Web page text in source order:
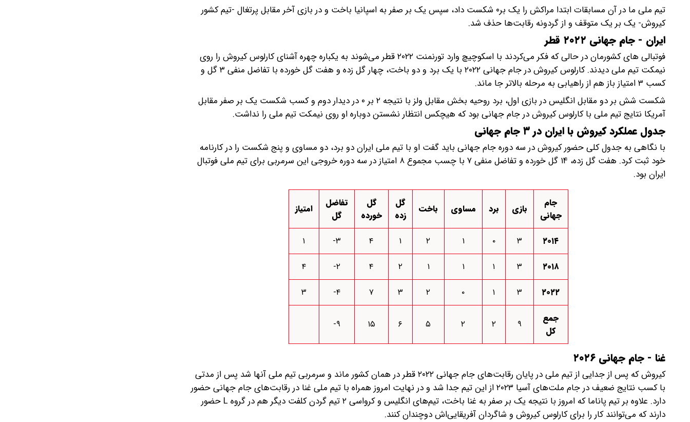
تیم ملی ما در آن مسابقات ابتدا مراکش را یک بر۰ شکست داد، سپس یک بر صفر به اسپانیا باخت و در بازی آخر مقابل پرتغال -تیم کشور
کیروش- یک بر یک متوقف و از گردونه رقابت‌ها حذف شد.
ایران - جام جهانی ۲۰۲۲ قطر
فوتبالی های کشورمان در حالی که فکر می‌کردند با اسکوچیچ وارد تورنمنت ۲۰۲۲ قطر می‌شوند به یکباره چهره آشنای کارلوس کیروش را روی
نیمکت تیم ملی دیدند. کارلوس کیروش در جام جهانی ۲۰۲۲ با یک برد و دو باخت، چهار گل زده و هفت گل خورده با تفاضل منفی ۳ گل و
کسب ۳ امتیاز باز هم از راهیابی به مرحله بالاتر جا ماند.
شکست شش بر دو مقابل انگلیس در بازی اول، برد روحیه بخش مقابل ولز با نتیجه ۲ بر ۰ در دیدار دوم و کسب شکست یک بر صفر مقابل
آمریکا نتایج تیم ملی با کارلوس کیروش در جام جهانی بود که هیچکس انتظار نشستن دوباره او روی نیمکت تیم ملی را نداشت.
جدول عملکرد کیروش با ایران در ۳ جام جهانی
با نگاهی به جدول کلی حضور کیروش در سه دوره جام جهانی باید گفت او با تیم ملی ایران دو برد، دو مساوی و پنج شکست را در کارنامه
خود ثبت کرد. هفت گل زده، ۱۴ گل خورده و تفاضل منفی ۷ با چسب مجموع ۸ امتیاز در سه دوره خروجی این سرمربی برای تیم ملی فوتبال
ایران بود.
جام
جهانی
بازی برد مساوی باخت
گل
زده
گل
خورده
تفاضل
گل
امتیاز
۲۰۱۴ ۳ ۰ ۱ ۲ ۱ ۴ ۳-
۱
۲۰۱۸
۳ ۱ ۱ ۱ ۲ ۴ ۲-
۴
۲۰۲۲
۳ ۱ ۰ ۲ ۳ ۷ ۴-
۳
جمع
کل
۹ ۲ ۲ ۵ ۶ ۱۵ ۹-
غنا - جام جهانی ۲۰۲۶
کیروش که پس از جدایی از تیم ملی در پایان رقابت‌های جام جهانی ۲۰۲۲ قطر در همان کشور ماند و سرمربی تیم ملی آنها شد پس از مدتی
با کسب نتایج ضعیف در جام ملت‌های آسیا ۲۰۲۳ از این تیم جدا شد و در نهایت امروز همراه با تیم ملی غنا در رقابت‌های جام جهانی حضور
دارد. علاوه بر تیم پاناما که امروز با نتیجه یک بر صفر به غنا باخت، تیم‌های انگلیس و کرواسی ۲ تیم گردن کلفت دیگر هم در گروه L حضور
دارند که می‌توانند کار را برای کارلوس کیروش و شاگردان آفریقایی‌اش دوچندان کنند.